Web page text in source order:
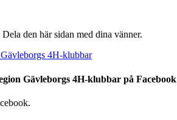
den här sidan med dina vänner.
Gävleborgs 4H-klubbar på Facebook